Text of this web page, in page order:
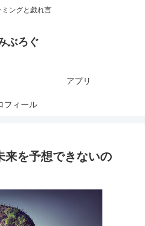
ミングと戯れ言
ぶろぐ
アプリ
フィール
来を予想できないの